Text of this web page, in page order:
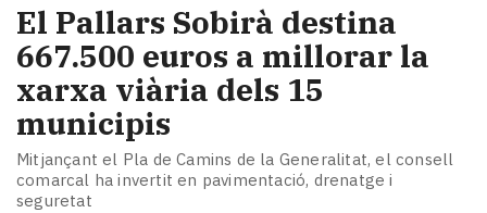
El Pallars Sobirà destina
667.500 euros a millorar la
xarxa viària dels 15
municipis
Mitjançant el Pla de Camins de la Generalitat, el consell
comarcal ha invertit en pavimentació, drenatge i
seguretat